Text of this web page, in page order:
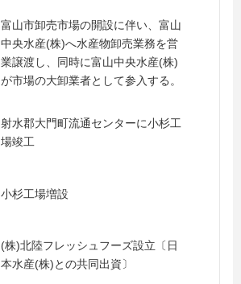
富山市卸売市場の開設に伴い、富山
中央水産(株)へ水産物卸売業務を営
業譲渡し、同時に富山中央水産(株)
が市場の大卸業者として参入する。
射水郡大門町流通センターに小杉工
場竣工
小杉工場増設
(株)北陸フレッシュフーズ設立〔日
本水産(株)との共同出資〕